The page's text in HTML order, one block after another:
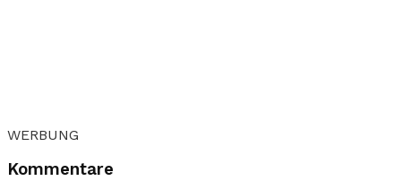
WERBUNG
Kommentare